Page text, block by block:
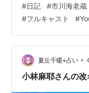
て、海老蔵氏、小林
覧してみた。 ブロ
ブやnoteを廃止して
ストで応募中の勝田
#日記 #市川海老蔵
#フルキャスト #
夏丘千暖⭐︎占い •
小林麻耶さんの改